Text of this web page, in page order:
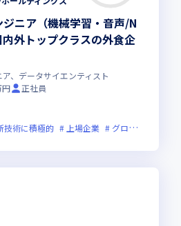
ニア（機械学習・音声/N
外トップクラスの外食企
、データサイエンティスト
円
正社員
技術に積極的 上場企業 グローバル展開